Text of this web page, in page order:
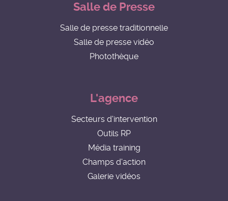
Salle de Presse
Salle de presse traditionnelle
Salle de presse vidéo
Photothèque
L'agence
Secteurs d'intervention
Outils RP
Média training
Champs d'action
Galerie vidéos